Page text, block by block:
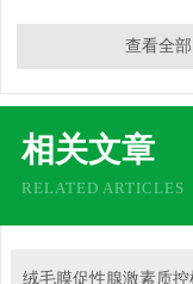
查看全部
相关文章
RELATED ARTICLES